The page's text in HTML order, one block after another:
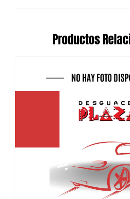
Productos